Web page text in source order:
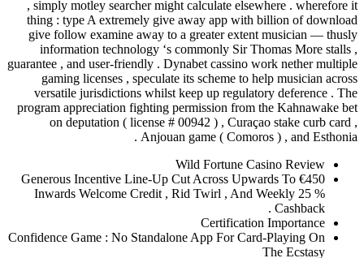
, simply motley searcher might
thing : type A extremely give away
give follow examine away to a greater
information technology ‘s commonly
guarantee , and user-friendly . Dynabet
gaming licenses , speculate its
versatile jurisdictions whilst keep up
program appreciation fighting permission
on deputation ( license # 00942 ) ,
Anjouan game (
Wild
Generous Incentive Line-Up Cut Across
Inwards Welcome Credit , Rid Twirl ,
Confidence Game : No Standalone App